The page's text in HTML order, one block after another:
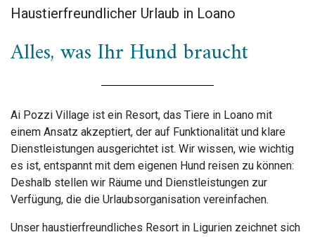
Haustierfreundlicher Urlaub in Loano
Alles, was Ihr Hund braucht
Ai Pozzi Village ist ein Resort, das Tiere in Loano mit
einem Ansatz akzeptiert, der auf Funktionalität und klare
Dienstleistungen ausgerichtet ist. Wir wissen, wie wichtig
es ist, entspannt mit dem eigenen Hund reisen zu können:
Deshalb stellen wir Räume und Dienstleistungen zur
Verfügung, die die Urlaubsorganisation vereinfachen.
Unser haustierfreundliches Resort in Ligurien zeichnet sich